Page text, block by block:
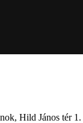
Hild János tér 1.